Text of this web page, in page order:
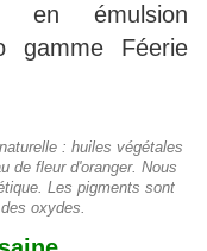
en émulsion
gamme Féerie
: huiles végétales
de fleur d'oranger. Nous
Les pigments sont
oxydes.